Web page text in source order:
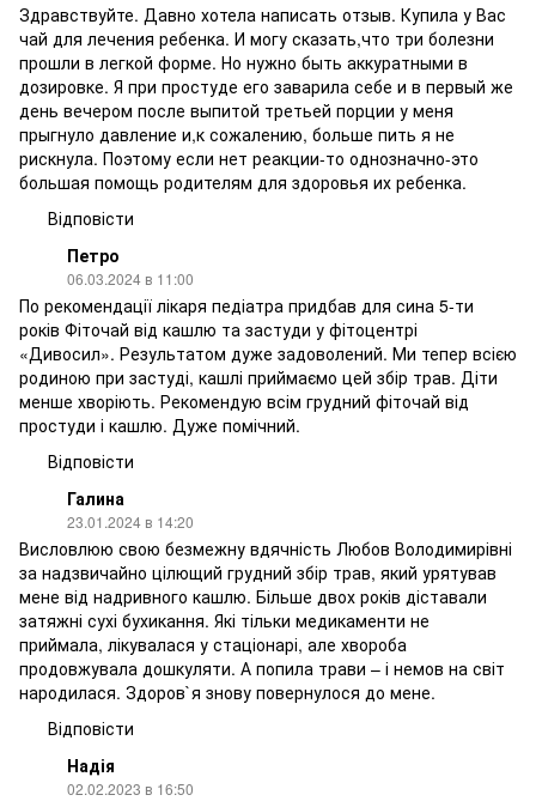
Здравствуйте. Давно хотела написать отзыв. Купила у Вас
чай для лечения ребенка. И могу сказать,что три болезни
прошли в легкой форме. Но нужно быть аккуратными в
дозировке. Я при простуде его заварила себе и в первый же
день вечером после выпитой третьей порции у меня
прыгнуло давление и,к сожалению, больше пить я не
рискнула. Поэтому если нет реакции-то однозначно-это
большая помощь родителям для здоровья их ребенка.
Відповісти
Петро
06.03.2024 в 11:00
По рекомендації лікаря педіатра придбав для сина 5-ти
років Фіточай від кашлю та застуди у фітоцентрі
«Дивосил». Результатом дуже задоволений. Ми тепер всією
родиною при застуді, кашлі приймаємо цей збір трав. Діти
менше хворіють. Рекомендую всім грудний фіточай від
простуди і кашлю. Дуже помічний.
Відповісти
Галина
23.01.2024 в 14:20
Висловлюю свою безмежну вдячність Любов Володимирівні
за надзвичайно цілющий грудний збір трав, який урятував
мене від надривного кашлю. Більше двох років діставали
затяжні сухі бухикання. Які тільки медикаменти не
приймала, лікувалася у стаціонарі, але хвороба
продовжувала дошкуляти. А попила трави – і немов на світ
народилася. Здоров`я знову повернулося до мене.
Відповісти
Надія
02.02.2023 в 16:50